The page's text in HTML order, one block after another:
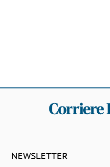
NEWSLETTER